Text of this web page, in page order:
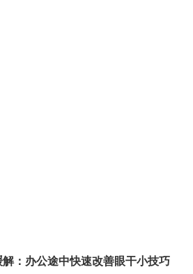
解：办公途中快速改善眼干小技巧